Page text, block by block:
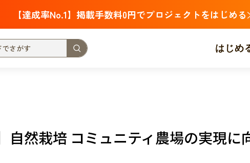
【達成率No.1】掲載手数料0円でプロジェクトをはじめる
はじめ
献自然栽培 コミュニティ農場の実現に